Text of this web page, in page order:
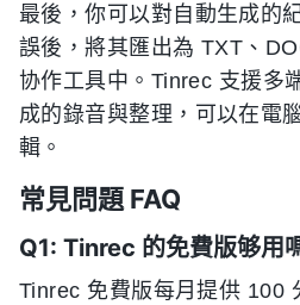
最後，你可以對自動生成的
誤後，將其匯出為 TXT、
协作工具中。Tinrec 支援多
成的錄音與整理，可以在電
輯。
常見問題 FAQ
Q1: Tinrec 的免費版够用
Tinrec 免費版每月提供 100